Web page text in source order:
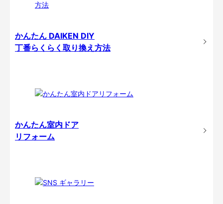
かんたん DAIKEN DIY
丁番らくらく取り換え方法
かんたん室内ドア
リフォーム